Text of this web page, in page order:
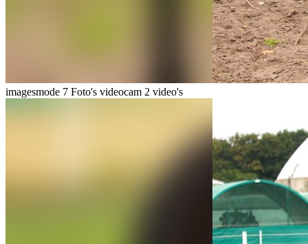
imagesmode 7 Foto's videocam 2 video's